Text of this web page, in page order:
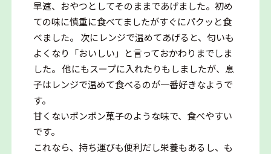
早速、おやつとしてそのままであげました。初め
ての味に慎重に食べてましたがすぐにパクッと食
べました。 次にレンジで温めてあげると、匂いも
よくなり「おいしい」と言っておかわりまでしま
した。 他にもスープに入れたりもしましたが、息
子はレンジで温めて食べるのが一番好きなようで
す。
甘くないポンポン菓子のような味で、食べやすい
です。
これなら、持ち運びも便利だし栄養もあるし、も